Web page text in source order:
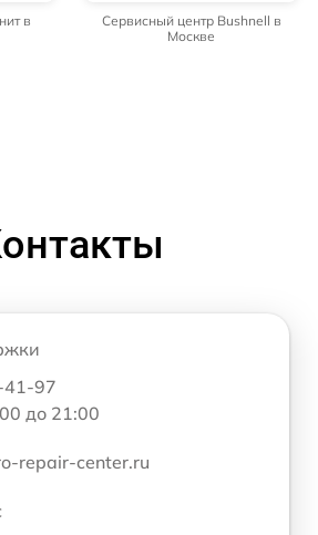
в
Сервисный центр Bushnell в
Москве
41-97
до 21:00
repair-center.ru